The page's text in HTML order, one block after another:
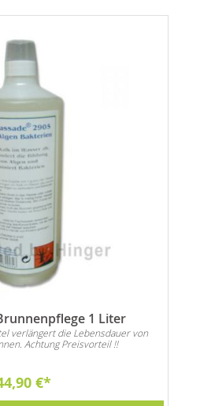
1 Liter
verlängert die Lebensdauer von
Achtung Preisvorteil !!
€